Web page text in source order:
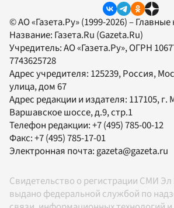
© АО «Газета.Ру» (1999-2026) –
Название: Газета.Ru (Gazeta.Ru)
Учредитель:АО «Газета.Ру», ОГРН
7743625728
Адрес учредителя: 125239, Россия,
улица, дом 67
Адрес редакции и издателя: 117105, г.
Варшавское шоссе, д.9, стр.1
Телефон редакции:+7 (495) 785-00-12
Факс:+7 (495) 785-17-01
Электронная почта:gazeta@gazeta.ru
Свидетельство о регистрации СМИ
выдано федеральной службой по